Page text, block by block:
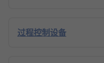
过程控制设备